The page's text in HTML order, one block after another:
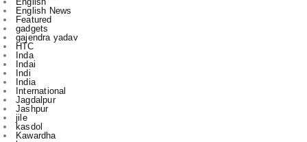
English News
Featured
gadgets
gajendra yadav
HTC
Inda
Indai
Indi
India
International
Jagdalpur
Jashpur
jile
kasdol
Kawardha